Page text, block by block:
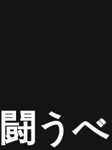
闘う